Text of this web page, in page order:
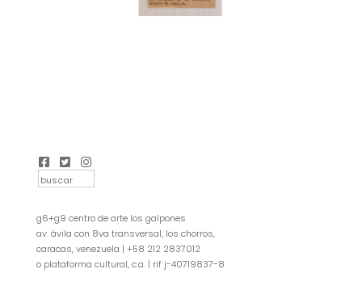
g6+g9 centro de arte los galpones
av. ávila con 8va transversal, los chorros,
caracas, venezuela | +58 212 2837012
o plataforma cultural, c.a. | rif j-40719837-8